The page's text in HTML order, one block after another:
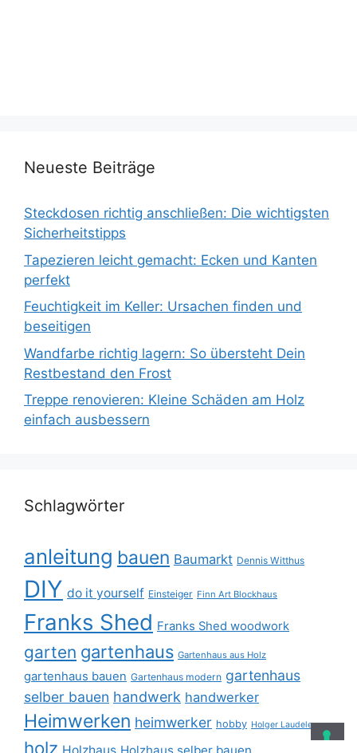
Neueste Beiträge
Steckdosen richtig anschließen: Die wichtigsten
Sicherheitstipps
Tapezieren leicht gemacht: Ecken und Kanten
perfekt
Feuchtigkeit im Keller: Ursachen finden und
beseitigen
Wandfarbe richtig lagern: So übersteht Dein
Restbestand den Frost
Treppe renovieren: Kleine Schäden am Holz
einfach ausbessern
Schlagwörter
anleitung bauen Baumarkt Dennis Witthus
DIY do it yourself Einsteiger Finn Art Blockhaus
Franks Shed Franks Shed woodwork
garten gartenhaus Gartenhaus aus Holz
gartenhaus bauen Gartenhaus modern gartenhaus
selber bauen handwerk handwerker
Heimwerken heimwerker hobby Holger Laudeley
holz